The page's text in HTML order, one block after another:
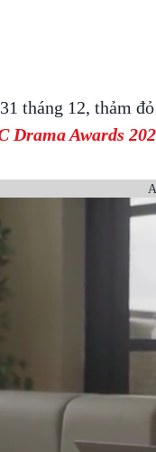
tháng 12, thảm
Drama Awards